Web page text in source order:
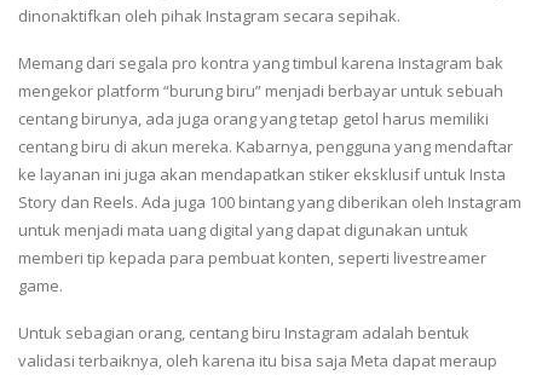
dinonaktifkan oleh pihak Instagram secara sepihak.
Memang dari segala pro kontra yang timbul karena Instagram bak
mengekor platform “burung biru” menjadi berbayar untuk sebuah
centang birunya, ada juga orang yang tetap getol harus memiliki
centang biru di akun mereka. Kabarnya, pengguna yang mendaftar
ke layanan ini juga akan mendapatkan stiker eksklusif untuk Insta
Story dan Reels. Ada juga 100 bintang yang diberikan oleh Instagram
untuk menjadi mata uang digital yang dapat digunakan untuk
memberi tip kepada para pembuat konten, seperti livestreamer
game.
Untuk sebagian orang, centang biru Instagram adalah bentuk
validasi terbaiknya, oleh karena itu bisa saja Meta dapat meraup